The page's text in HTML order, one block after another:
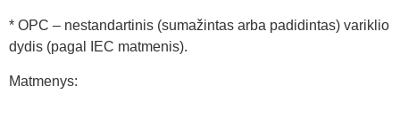
* OPC – nestandartinis (sumažintas arba padidintas) variklio
dydis (pagal IEC matmenis).
Matmenys: